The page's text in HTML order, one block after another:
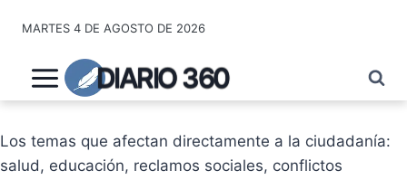
contenido
MARTES 4 DE AGOSTO DE 2026
DIARIO 360
Los temas que afectan directamente a la ciudadanía:
salud, educación, reclamos sociales, conflictos